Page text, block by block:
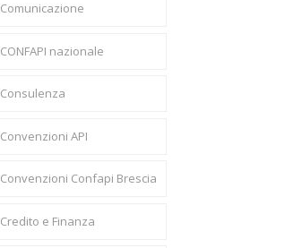
Comunicazione
CONFAPI nazionale
Consulenza
Convenzioni API
Convenzioni Confapi Brescia
Credito e Finanza